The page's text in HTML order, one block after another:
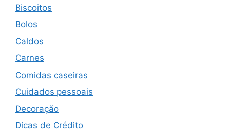
Biscoitos
Bolos
Caldos
Carnes
Comidas caseiras
Cuidados pessoais
Decoração
Dicas de Crédito